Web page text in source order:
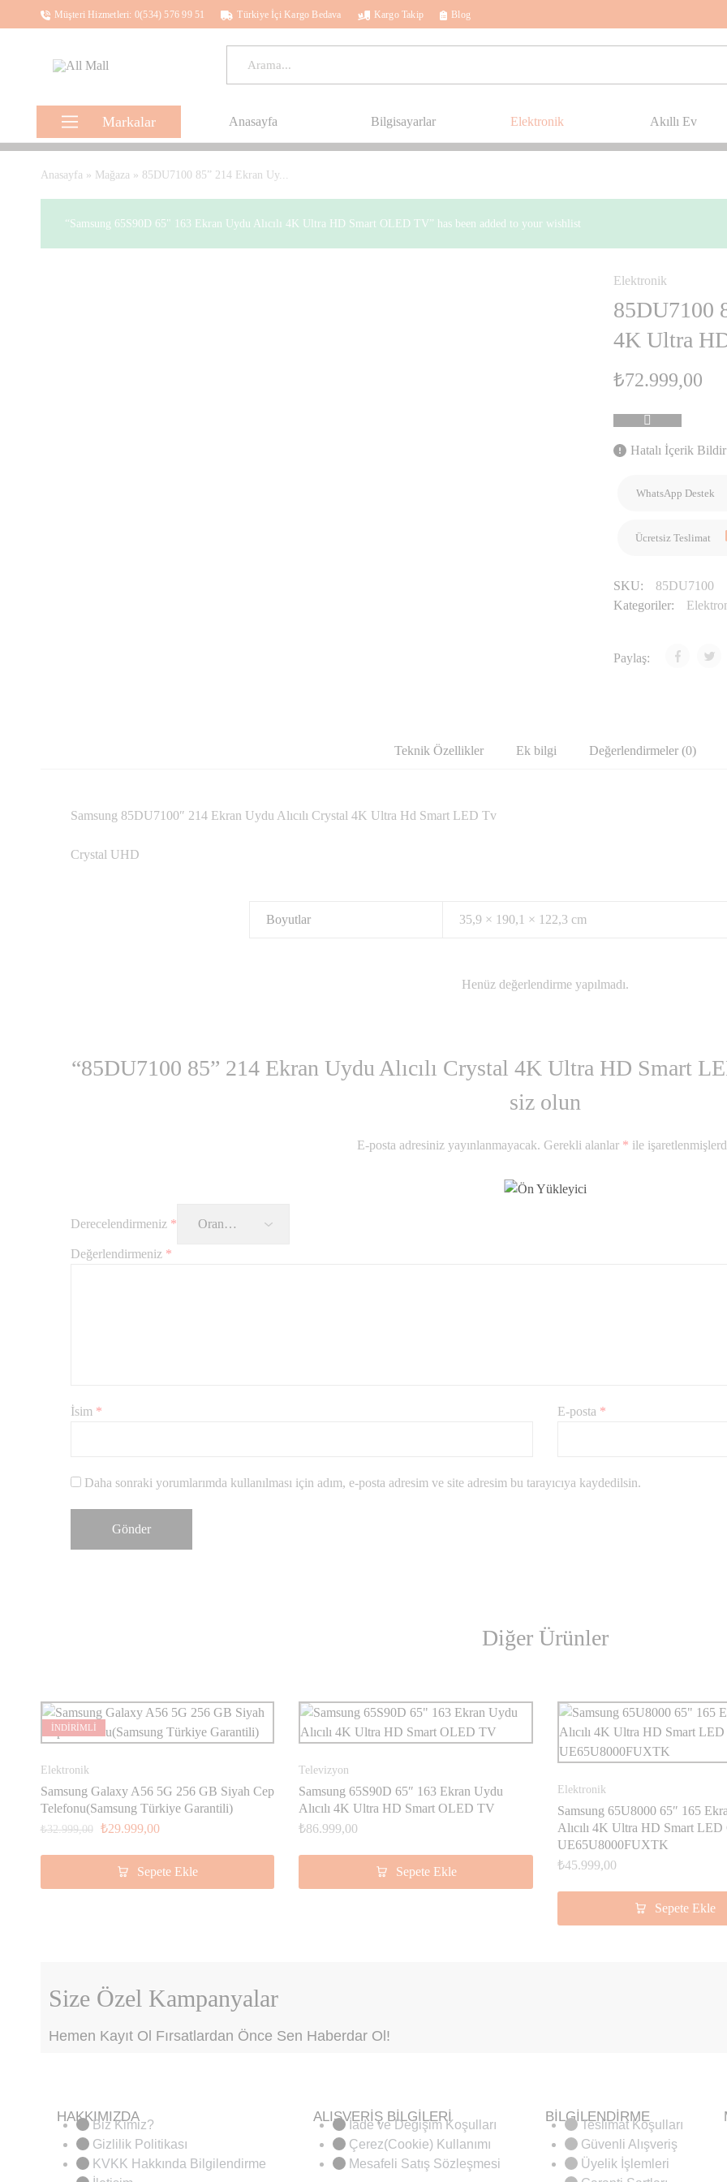
Müşteri Hizmetleri: 0(534) 576 99 51 Türkiye İçi Kargo Bedava Kargo Takip Blog
All
Kalbinle
Al
Markalar
Hp
Ezviz
Anasayfa Bilgisayarlar Elektronik Akıllı Ev
Anasayfa» Mağaza» 85DU7100 85” 214 Ekran Uy...
“Samsung 65S90D 65" 163 Ekran Uydu Alıcılı 4K Ultra HD Smart OLED TV” has been added to your wishlist
Elektronik
85DU7100
4K Ultra
₺72.999,00
Hatalı İçerik Bildir
WhatsApp Destek
Ücretsiz Teslimat
SKU:
85DU7100
Kategoriler:
Paylaş:
Teknik Özellikler Ek bilgi Değerlendirmeler (0)
Samsung 85DU7100″ 214 Ekran Uydu Alıcılı Crystal 4K Ultra Hd Smart LED Tv
Crystal UHD
Boyutlar 35,9 × 190,1 × 122,3 cm
Henüz değerlendirme yapılmadı.
“85DU7100 85” 214 Ekran Uydu Alıcılı Crystal 4K Ultra HD Smart
siz olun
E-posta adresiniz yayınlanmayacak. Gerekli alanlar * ile
Derecelendirmeniz *
Değerlendirmeniz *
İsim * E-posta *
Daha sonraki yorumlarımda kullanılması için adım, e-posta adresim ve site adresim bu tarayıcıya kaydedilsin.
Diğer Ürünler
İNDİRİMLİ
Elektronik
Samsung Galaxy A56 5G 256 GB Siyah Cep
Telefonu(Samsung Türkiye Garantili)
₺32.999,00 ₺29.999,00
Sepete Ekle
Televizyon
Samsung 65S90D 65″ 163 Ekran Uydu
Alıcılı 4K Ultra HD Smart OLED TV
₺86.999,00
Sepete Ekle
Elektronik
Samsung 65U8000 65″ 165
Alıcılı 4K Ultra HD Smart
UE65U8000FUXTK
₺45.999,00
Sepete Ekle
Size Özel Kampanyalar
Hemen Kayıt Ol Fırsatlardan Önce Sen Haberdar Ol!
HAKKIMIZDA
Biz Kimiz?
Gizlilik Politikası
KVKK Hakkında Bilgilendirme
ALIŞVERİŞ BİLGİLERİ
İade ve Değişim Koşulları
Çerez(Cookie) Kullanımı
Mesafeli Satış Sözleşmesi
BİLGİLENDİRME
Teslimat Koşulları
Güvenli Alışveriş
Üyelik İşlemleri